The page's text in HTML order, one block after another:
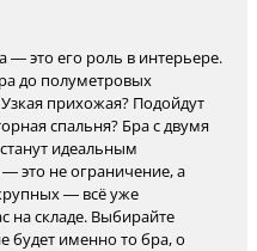
— это его роль в интерьере.
до полуметровых
прихожая? Подойдут
спальня? Бра с двумя
идеальным
это не ограничение, а
— всё уже
на складе. Выбирайте
будет именно то бра, о